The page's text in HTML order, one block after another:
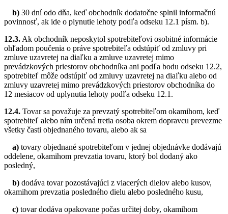
b) 30 dní odo dňa, keď obchodník dodatočne splnil informačnú
povinnosť, ak ide o plynutie lehoty podľa odseku 12.1 písm. b).
12.3. Ak obchodník neposkytol spotrebiteľovi osobitné informácie
ohľadom poučenia o práve spotrebiteľa odstúpiť od zmluvy pri
zmluve uzavretej na diaľku a zmluve uzavretej mimo
prevádzkových priestorov obchodníka ani podľa bodu odseku 12.2,
spotrebiteľ môže odstúpiť od zmluvy uzavretej na diaľku alebo od
zmluvy uzavretej mimo prevádzkových priestorov obchodníka do
12 mesiacov od uplynutia lehoty podľa odseku 12.1.
12.4. Tovar sa považuje za prevzatý spotrebiteľom okamihom, keď
spotrebiteľ alebo ním určená tretia osoba okrem dopravcu prevezme
všetky časti objednaného tovaru, alebo ak sa
a) tovary objednané spotrebiteľom v jednej objednávke dodávajú
oddelene, okamihom prevzatia tovaru, ktorý bol dodaný ako
posledný,
b) dodáva tovar pozostávajúci z viacerých dielov alebo kusov,
okamihom prevzatia posledného dielu alebo posledného kusu,
c) tovar dodáva opakovane počas určitej doby, okamihom